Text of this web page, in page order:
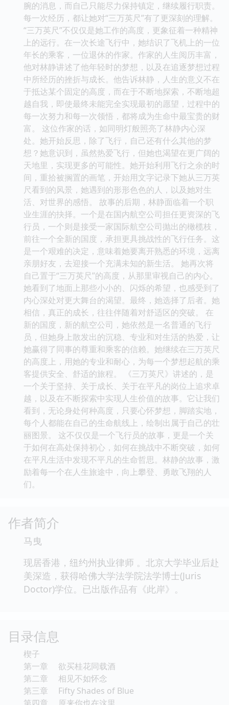
腕的消息，而自己只能尽力保持镇定，继续履行职责。
每一次经历，都让她对“三万英尺”有了更深刻的理解。
“三万英尺”不仅仅是她工作的高度，更象征着一种精神
上的远行。在一次长途飞行中，她结识了飞机上的一位
年长的乘客，一位退休的作家。作家的人生阅历丰富，
他对林静讲述了他年轻时的梦想，以及在追逐梦想过程
中所经历的挫折与成长。他告诉林静，人生的意义不在
于抵达某个固定的高度，而在于不断地探索，不断地超
越自我，即使最终未能完全实现最初的愿望，过程中的
每一次努力和每一次领悟，都将成为生命中最宝贵的财
富。 这位作家的话，如同明灯般照亮了林静内心深
处。她开始反思，除了飞行，自己还有什么其他的梦
想？她意识到，虽然热爱飞行，但她也渴望在更广阔的
天地里，实现更多的可能性。她开始利用飞行之余的时
间，重拾被搁置的画笔，开始用文字记录下她从三万英
尺看到的风景，她遇到的形形色色的人，以及她对生
活、对世界的感悟。 故事的后期，林静面临着一个职
业生涯的抉择。一个是在国内航空公司担任更资深的飞
行员，一个则是接受一家国际航空公司抛出的橄榄枝，
前往一个全新的国度，承担更具挑战性的飞行任务。这
是一个艰难的决定，意味着她要离开熟悉的环境，远离
亲朋好友，去迎接一个充满未知的新生活。 她再次将
自己置于“三万英尺”的高度，从那里审视自己的内心。
她看到了地面上那些小小的、闪烁的希望，也感受到了
内心深处对更大舞台的渴望。最终，她选择了后者。她
相信，真正的成长，往往伴随着对舒适区的突破。 在
新的国度，新的航空公司，她依然是一名普通的飞行
员，但她身上散发出的沉稳、专业和对生活的热爱，让
她赢得了同事的尊重和乘客的信赖。她继续在三万英尺
的高度上，用她的专业和耐心，为每一个梦想起航的乘
客提供安全、舒适的旅程。 《三万英尺》讲述的，是
一个关于坚持、关于成长、关于在平凡的岗位上追求卓
越，以及在不断探索中实现人生价值的故事。它让我们
看到，无论身处何种高度，只要心怀梦想，脚踏实地，
每个人都能在自己的生命航线上，绘制出属于自己的壮
丽图景。 这不仅仅是一个飞行员的故事，更是一个关
于如何在高处保持初心，如何在挑战中不断突破，如何
在平凡生活中发现不平凡的生命哲思。林静的故事，激
励着每一个在人生旅途中，向上攀登、勇敢飞翔的人
们。
作者简介
马曳
现居香港，纽约州执业律师 。北京大学毕业后赴
美深造，获得哈佛大学法学院法学博士(Juris
Doctor)学位。已出版作品有《此岸》。
目录信息
楔子
第一章 欲买桂花同载酒
第二章 相见不如怀念
第三章 Fifty Shades of Blue